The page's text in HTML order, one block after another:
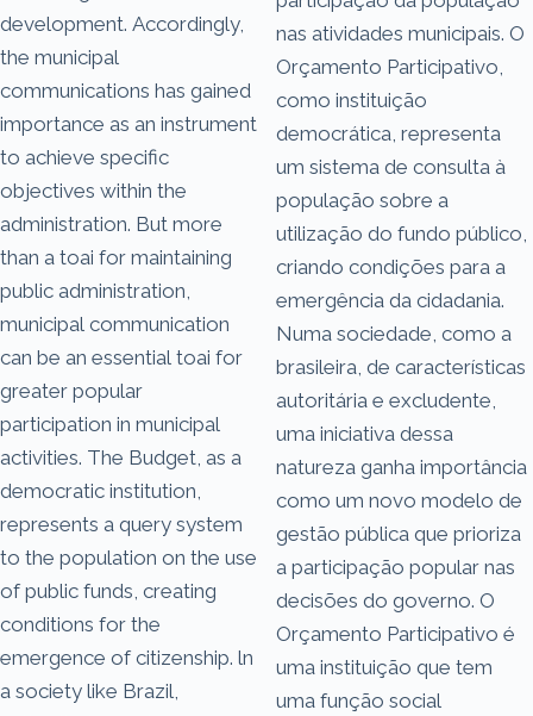
development. Accordingly,
the municipal
communications has gained
importance as an instrument
to achieve specific
objectives within the
administration. But more
than a toai for maintaining
public administration,
municipal communication
can be an essential toai for
greater popular
participation in municipal
activities. The Budget, as a
democratic institution,
represents a query system
to the population on the use
of public funds, creating
conditions for the
emergence of citizenship. ln
a society like Brazil,
nas atividades municipais. O
Orçamento Participativo,
como instituição
democrática, representa
um sistema de consulta à
população sobre a
utilização do fundo público,
criando condições para a
emergência da cidadania.
Numa sociedade, como a
brasileira, de características
autoritária e excludente,
uma iniciativa dessa
natureza ganha importância
como um novo modelo de
gestão pública que prioriza
a participação popular nas
decisões do governo. O
Orçamento Participativo é
uma instituição que tem
uma função social